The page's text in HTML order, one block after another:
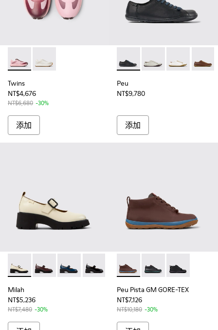
Twins - K201763-006 - 女士酒紅色無縫簡化技術運動鞋
Twins - K201763-007
Twins
NT$4,676
NT$6,680 -30%
添加
Peu - 20848-218 - 女士黑色
Peu - 20848-244
Peu - 20848-
Peu -
Peu
NT$9,780
添加
Milah - K201681-005 - White Leather Women's Shoes.
Milah - K201681-007
Milah - K201681-006
Milah - K201681-001 - 女士黑色皮鞋
Milah
NT$5,236
NT$7,480 -30%
Peu Pista GM GORE-TEX -
Peu Pista GMPeu Pista GM
Peu Pista GM GORE-TEX
NT$7,126
NT$10,180 -30%